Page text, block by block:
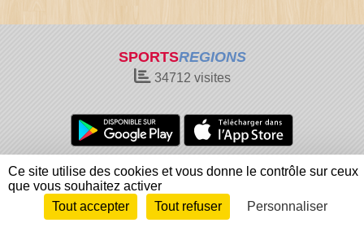
SPORTSREGIONS
34712 visites
Charte cookies
Gestion des cookies
Informations légales
Signaler un contenu inapproprié
Envie de participer ?
Connexion
Ce site utilise des cookies et vous donne le contrôle sur ceux
que vous souhaitez activer
Tout accepter
Tout refuser Personnaliser